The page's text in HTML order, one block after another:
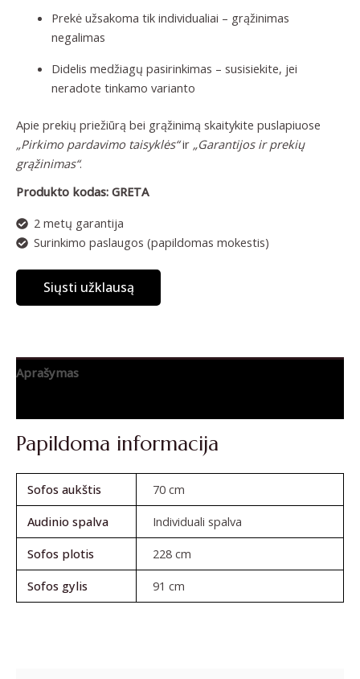
Prekė užsakoma tik individualiai – grąžinimas
negalimas
Didelis medžiagų pasirinkimas – susisiekite, jei
neradote tinkamo varianto
Apie prekių priežiūrą bei grąžinimą skaitykite puslapiuose
„Pirkimo pardavimo taisyklės“ir „Garantijos ir prekių
grąžinimas“.
Produkto kodas: GRETA
2 metų garantija
Surinkimo paslaugos (papildomas mokestis)
Siųsti užklausą
Aprašymas
Papildoma informacija
Sofos aukštis
70 cm
Audinio spalva
Individuali spalva
Sofos plotis
228 cm
Sofos gylis
91 cm